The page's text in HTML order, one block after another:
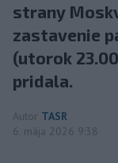
strany
zastavenie
(utorok
pridala.
Autor TASR
6. mája 2026 9:38